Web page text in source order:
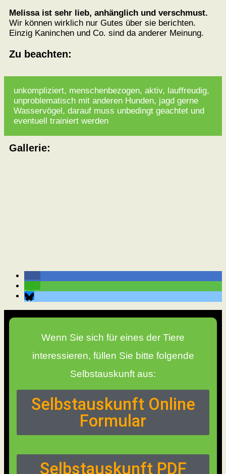
Melissa ist sehr lieb, anhänglich und verschmust.
Wir können wirklich nur Gutes über sie berichten.
Einzig Kaninchen und Co. sind da anderer Meinung.
Zu beachten:
unkompliziert, menschenbezogen, aktiv, lauffreudig,
unproblematisch mit anderen Hunden, jagd gerne
Wasservögel, darauf muss unbedingt geachtet und
eventuell trainiert werden
Gallerie:
Wenn Sie sich für eines der Tiere
interessieren, füllen Sie bitte folgende
Selbstauskunft aus:
Selbstauskunft Online
Formular
Selbstauskunft PDF